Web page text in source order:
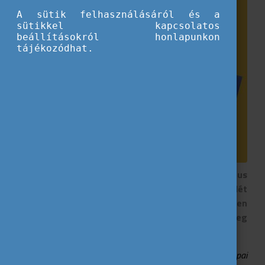
9 fős delegációval vett részt a Tempus
Közalapítvány az Európai Ifjúsági Hét
nyitóeseményén, amit az Európai Parlamentben
rendeztek meg. Az ő beszámolóikat osztjuk meg
„2026 április 24-én tartották a brüsszeli Európai
A sütik felhasználásáról és a
sütikkel kapcsolatos
beállításokról honlapunkon
tájékozódhat.